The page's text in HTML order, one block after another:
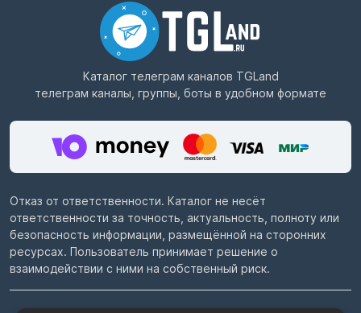
Каталог телеграм каналов TGLand
телеграм каналы, группы, боты в удобном формате
Отказ от ответственности. Каталог не несёт
ответственности за точность, актуальность, полноту или
безопасность информации, размещённой на сторонних
ресурсах. Пользователь принимает решение о
взаимодействии с ними на собственный риск.